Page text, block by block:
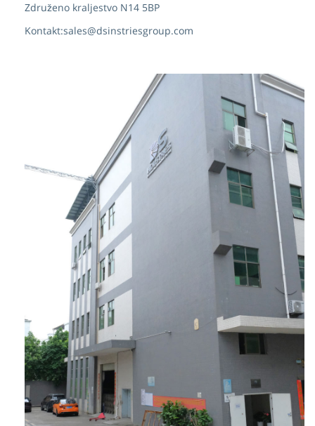
Združeno kraljestvo N14 5BP
Kontakt:sales@dsinstriesgroup.com